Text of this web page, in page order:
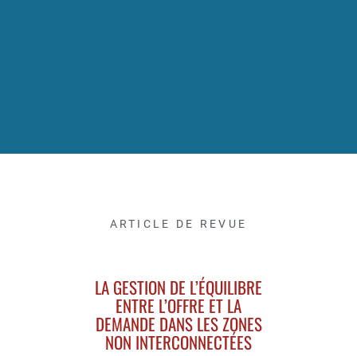
ARTICLE DE REVUE
LA GESTION DE L’ÉQUILIBRE
ENTRE L’OFFRE ET LA
DEMANDE DANS LES ZONES
NON INTERCONNECTÉES